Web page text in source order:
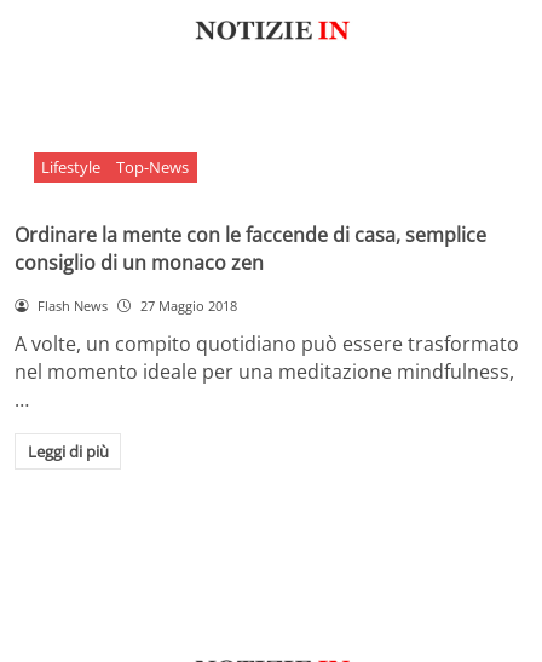
Lifestyle Top-News
Ordinare la mente con le faccende di casa, semplice
consiglio di un monaco zen
Flash News 27 Maggio 2018
A volte, un compito quotidiano può essere trasformato
nel momento ideale per una meditazione mindfulness,
…
Leggi di più